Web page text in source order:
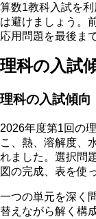
算数1教科入試を
は避けましょう。
応用問題を最後ま
理科の入試
理科の入試傾向
2026年度第1回の
こ、熱、溶解度、
れました。選択問
図の完成、表を使
一つの単元を深く
替えながら解く構